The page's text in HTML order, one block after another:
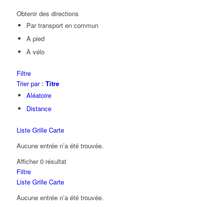
Obtenir des directions
Par transport en commun
A pied
À vélo
Filtre
Trier par : Titre
Aléatoire
Distance
Liste Grille Carte
Aucune entrée n’a été trouvée.
Afficher 0 résultat
Filtre
Liste Grille Carte
Aucune entrée n’a été trouvée.